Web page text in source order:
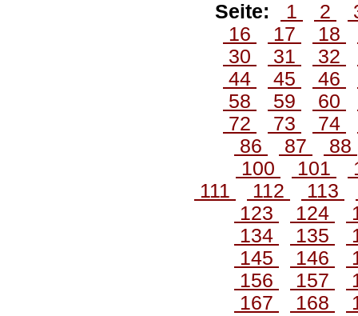
Seite: 1 2
16
17 18
30
31 32
44
45 46
58
59 60
72
73 74
86
87
88
100
101
111
112 113
123
124
134
135
145
146
156
157
167
168